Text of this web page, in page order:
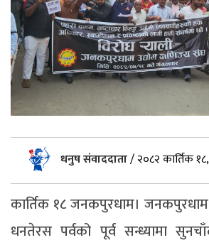
धनुष संवाददाता/२०८२ कार्तिक
कार्तिक १८ जनकपुरधाम।
धनतेरस पर्वको पूर्व सन्ध्यामा